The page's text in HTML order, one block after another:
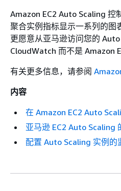
Amazon EC2 Auto Scaling 控
聚合实例指标显示一系列的图
更愿意从亚马逊访问您的 Auto
CloudWatch 而不是 Amazon
有关更多信息，请参阅
内容
在 Amazon EC2 Auto
亚马逊 EC2 Auto Scaling
配置 Auto Scaling 实例的